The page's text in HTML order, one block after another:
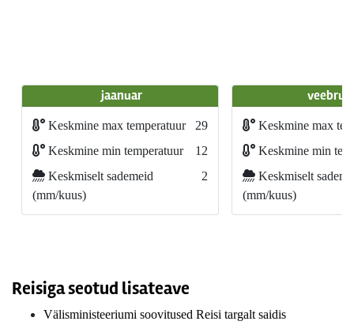
jaanuar
Keskmine max temperatuur
29
Keskmine min temperatuur
12
Keskmiselt sademeid
(mm/kuus)
2
Keskmine max
Keskmine min
Keskmiselt
(mm/kuus)
Reisiga seotud lisateave
Välisministeeriumi soovitused Reisi targalt saidis